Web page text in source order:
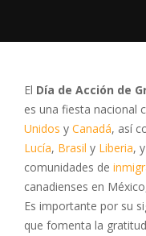
El Día de Acción de
es una fiesta nacional
Unidos y Canadá, así
Lucía, Brasil y Liberia,
comunidades de
canadienses en
Es importante por su
que fomenta la